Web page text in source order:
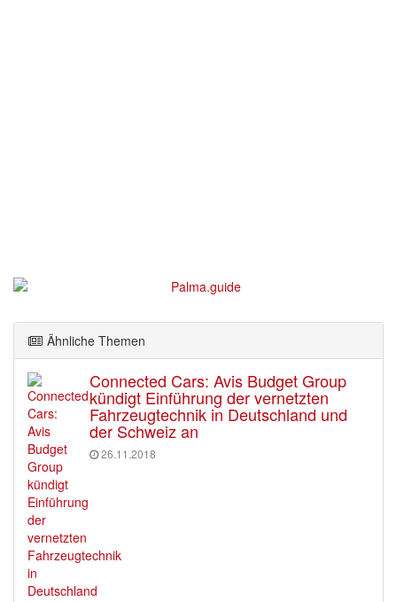
Ähnliche Themen
Connected Cars: Avis Budget Group
kündigt Einführung der vernetzten
Fahrzeugtechnik in Deutschland und
der Schweiz an
26.11.2018